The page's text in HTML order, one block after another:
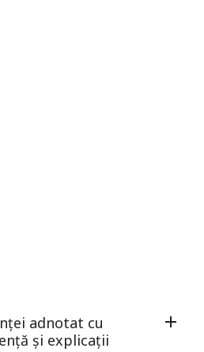
adnotat cu
și explicații